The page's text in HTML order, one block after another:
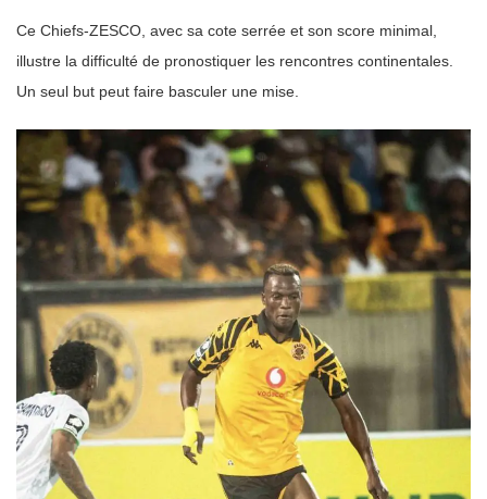
Ce Chiefs-ZESCO, avec sa cote serrée et son score minimal,
illustre la difficulté de pronostiquer les rencontres continentales.
Un seul but peut faire basculer une mise.